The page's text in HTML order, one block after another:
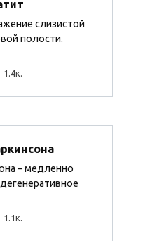
слизистой
полости.
1.4к.
– медленно
1.1к.